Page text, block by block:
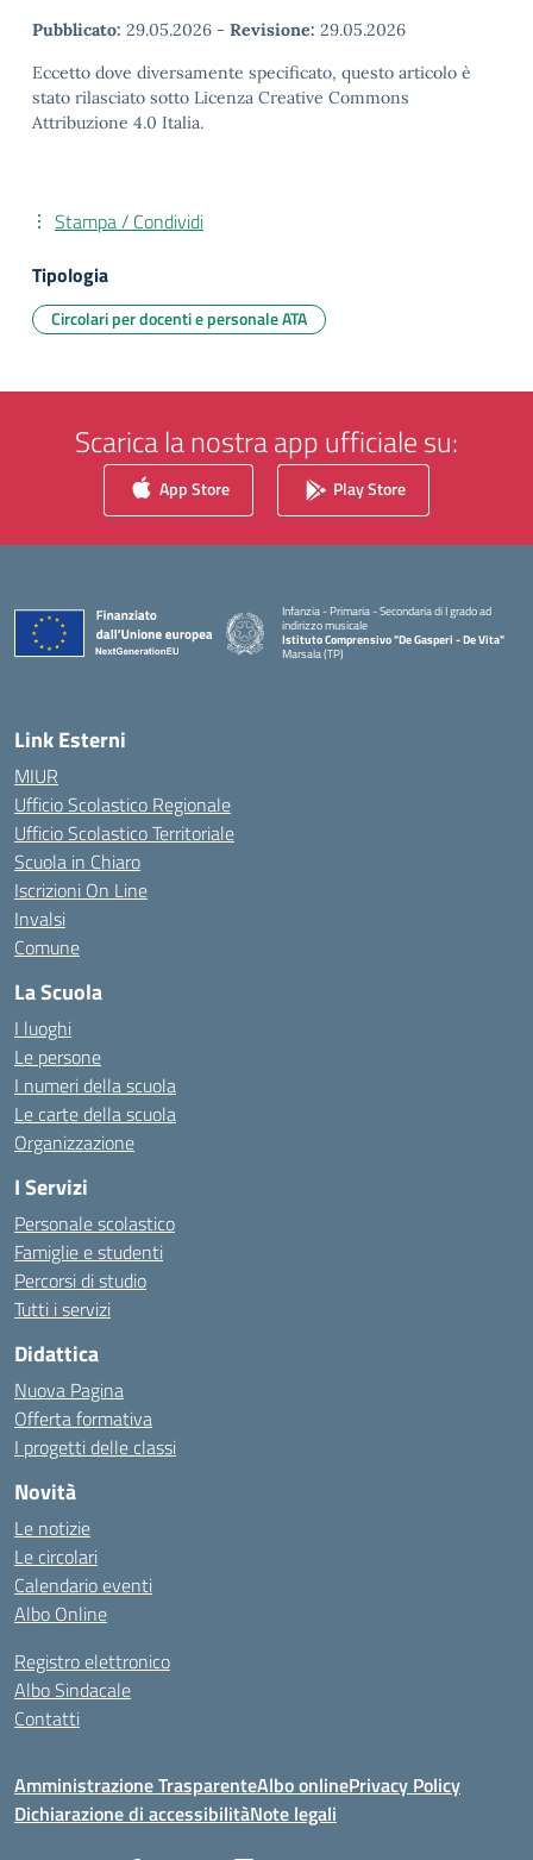
Pubblicato: 29.05.2026 - Revisione: 29.05.2026
Eccetto dove diversamente specificato, questo articolo è
stato rilasciato sotto Licenza Creative Commons
Attribuzione 4.0 Italia.
Stampa / Condividi
Tipologia
Circolari per docenti e personale ATA
Scarica la nostra app ufficiale su:
App Store Play Store
Infanzia - Primaria - Secondaria di I grado ad
indirizzo musicale
Istituto Comprensivo "De Gasperi - De Vita"
Marsala (TP)
Link Esterni
MIUR
Ufficio Scolastico Regionale
Ufficio Scolastico Territoriale
Scuola in Chiaro
Iscrizioni On Line
Invalsi
Comune
La Scuola
I luoghi
Le persone
I numeri della scuola
Le carte della scuola
Organizzazione
I Servizi
Personale scolastico
Famiglie e studenti
Percorsi di studio
Tutti i servizi
Didattica
Nuova Pagina
Offerta formativa
I progetti delle classi
Novità
Le notizie
Le circolari
Calendario eventi
Albo Online
Registro elettronico
Albo Sindacale
Contatti
Amministrazione TrasparenteAlbo onlinePrivacy Policy
Dichiarazione di accessibilitàNote legali